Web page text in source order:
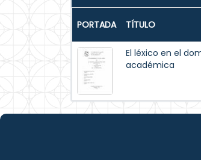
PORTADA TÍTULO
El léxico en el
académica